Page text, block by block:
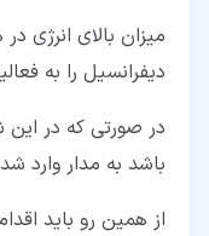
میزان بالای انرژی
دیفرانسیل را به
در صورتی که در این
باشد به مدار وارد
از همین رو باید